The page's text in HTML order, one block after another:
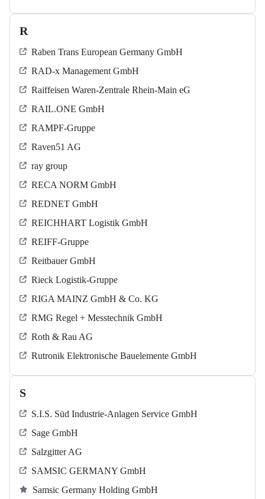
R
Raben Trans European Germany GmbH
RAD-x Management GmbH
Raiffeisen Waren-Zentrale Rhein-Main eG
RAIL.ONE GmbH
RAMPF-Gruppe
Raven51 AG
ray group
RECA NORM GmbH
REDNET GmbH
REICHHART Logistik GmbH
REIFF-Gruppe
Reitbauer GmbH
Rieck Logistik-Gruppe
RIGA MAINZ GmbH & Co. KG
RMG Regel + Messtechnik GmbH
Roth & Rau AG
Rutronik Elektronische Bauelemente GmbH
S
S.I.S. Süd Industrie-Anlagen Service GmbH
Sage GmbH
Salzgitter AG
SAMSIC GERMANY GmbH
Samsic Germany Holding GmbH